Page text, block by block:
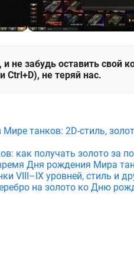
и не забудь оставить свой
не теряй нас.
танков: 2D-стиль,
как получать золото за
Дня рождения Мира
VIII–IX уровней, стиль и
на золото ко Дню